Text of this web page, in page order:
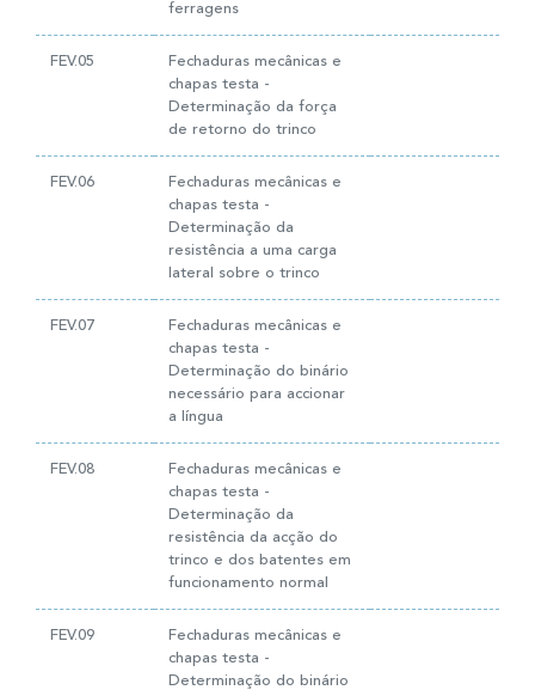
ferragens
FEV.05
Fechaduras mecânicas e
chapas testa -
Determinação da força
de retorno do trinco
FEV.06
Fechaduras mecânicas e
chapas testa -
Determinação da
resistência a uma carga
lateral sobre o trinco
FEV.07
Fechaduras mecânicas e
chapas testa -
Determinação do binário
necessário para accionar
a língua
FEV.08
Fechaduras mecânicas e
chapas testa -
Determinação da
resistência da acção do
trinco e dos batentes em
funcionamento normal
FEV.09
Fechaduras mecânicas e
chapas testa -
Determinação do binário